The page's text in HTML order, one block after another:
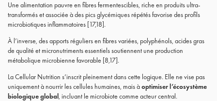
Une alimentation pauvre en fibres fermentescibles, riche en produits ultra-
transformés et associée à des pics glycémiques répétés favorise des profils
microbiotiques inflammatoires [17,18].
À l’inverse, des apports réguliers en fibres variées, polyphénols, acides gras
de qualité et micronutriments essentiels soutiennent une production
métabolique microbienne favorable [8,17].
La Cellular Nutrition s’inscrit pleinement dans cette logique. Elle ne vise pas
uniquement à nourrir les cellules humaines, mais àoptimiser l’écosystème
biologique global, incluant le microbiote comme acteur central.